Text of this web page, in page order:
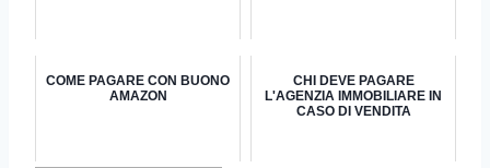
COME PAGARE CON BUONO
AMAZON
CHI DEVE PAGARE
L'AGENZIA IMMOBILIARE IN
CASO DI VENDITA